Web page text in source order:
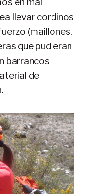
en mal
llevar cordinos
(maillones,
que pudieran
barrancos
de